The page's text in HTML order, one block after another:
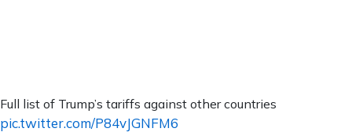
Full list of Trump’s tariffs against other countries
pic.twitter.com/P84vJGNFM6